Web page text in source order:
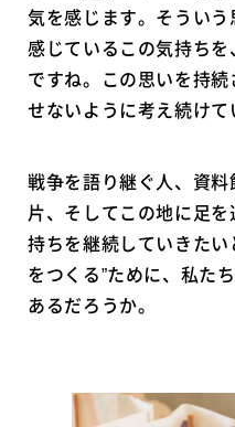
気を感じます。そうい
感じているこの気持ち
ですね。この思いを持
せないように考え続けて
戦争を語り継ぐ人、資
片、そしてこの地に足
持ちを継続していきた
をつくる”ために、私た
あるだろうか。